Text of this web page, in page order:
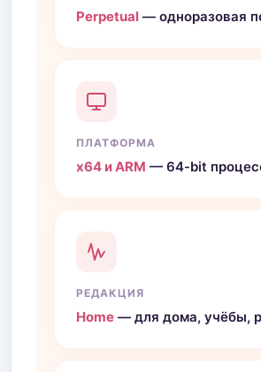
Perpetual — одноразовая
ПЛАТФОРМА
x64 и ARM — 64-bit
РЕДАКЦИЯ
Home — для дома, учёбы,